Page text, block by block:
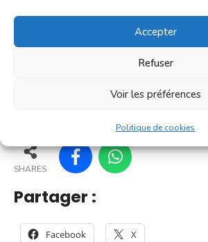
Accepter
Refuser
Voir les préférences
Politique de cookies
[...]
En savoir plus
SHARES
Partager :
Facebook X